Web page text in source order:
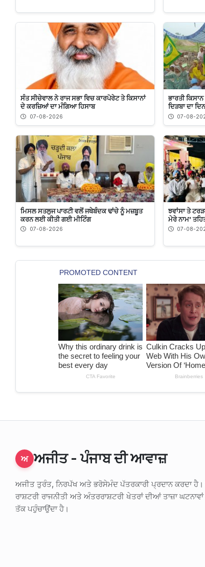
ਸੰਤ ਸੀਚੇਵਾਲ ਨੇ ਰਾਜ ਸਭਾ ਵਿਚ ਕਾਰਪੋਰੇਟ ਤੇ ਕਿਸਾਨਾਂ
ਦੇ ਕਰਜ਼ਿਆਂ ਦਾ ਮੰਗਿਆ ਹਿਸਾਬ
07-08-2026
ਭਾਰਤੀ
ਦਿੜਬਾ ਦਾ
07-08-
ਮਿਸਲ ਸਤਲੁਜ ਪਾਰਟੀ ਵਲੋਂ ਜਥੇਬੰਦਕ ਢਾਂਚੇ ਨੂੰ ਮਜ਼ਬੂਤ
ਕਰਨ ਲਈ ਕੀਤੀ ਗਈ ਮੀਟਿੰਗ
07-08-2026
ਝਵਾਂਸਾ ਤੇ
ਮੇਰੇ ਨਾਮ’
07-08-
ਅ ਅਜੀਤ - ਪੰਜਾਬ ਦੀ ਆਵਾਜ਼
ਅਜੀਤ ਤੁਰੰਤ, ਨਿਰਪੱਖ ਅਤੇ ਭਰੋਸੇਮੰਦ ਪੱਤਰਕਾਰੀ ਪ੍ਰਦਾਨ ਕਰਦਾ ਹੈ।
ਰਾਸ਼ਟਰੀ ਰਾਜਨੀਤੀ ਅਤੇ ਅੰਤਰਰਾਸ਼ਟਰੀ ਖੇਤਰਾਂ ਦੀਆਂ ਤਾਜ਼ਾ
ਤੱਕ ਪਹੁੰਚਾਉਂਦਾ ਹੈ।